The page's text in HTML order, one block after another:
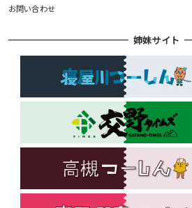
お問い合わせ
姉妹サイト